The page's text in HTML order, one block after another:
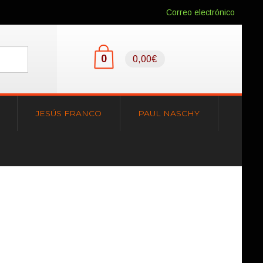
Correo electrónico
0 0,00€
JESÚS FRANCO PAUL NASCHY